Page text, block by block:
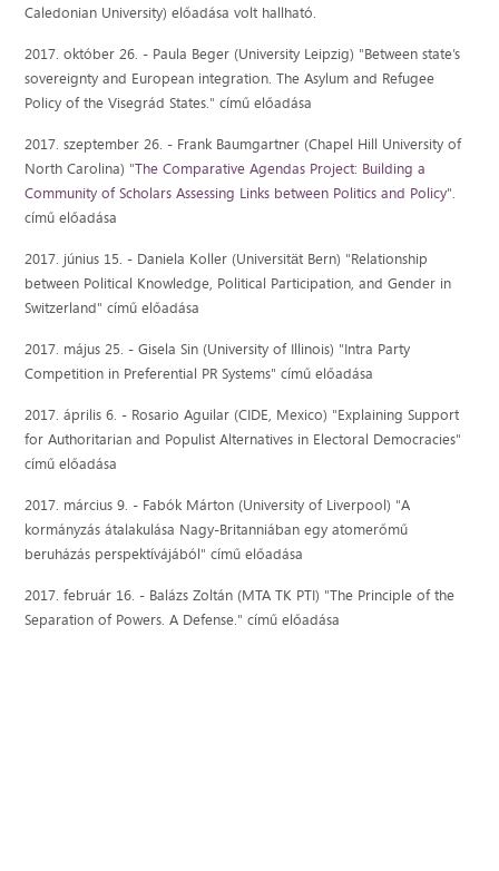
Caledonian University) előadása volt hallható.
2017. október 26. - Paula Beger (University Leipzig) "Between state’s
sovereignty and European integration. The Asylum and Refugee
Policy of the Visegrád States." című előadása
2017. szeptember 26. - Frank Baumgartner (Chapel Hill University of
North Carolina) "The Comparative Agendas Project: Building a
Community of Scholars Assessing Links between Politics and Policy".
című előadása
2017. június 15. - Daniela Koller (Universität Bern) "Relationship
between Political Knowledge, Political Participation, and Gender in
Switzerland" című előadása
2017. május 25. - Gisela Sin (University of Illinois) "Intra Party
Competition in Preferential PR Systems" című előadása
2017. április 6. - Rosario Aguilar (CIDE, Mexico) "Explaining Support
for Authoritarian and Populist Alternatives in Electoral Democracies"
című előadása
2017. március 9. - Fabók Márton (University of Liverpool) "A
kormányzás átalakulása Nagy-Britanniában egy atomerőmű
beruházás perspektívájából" című előadása
2017. február 16. - Balázs Zoltán (MTA TK PTI) "The Principle of the
Separation of Powers. A Defense." című előadása